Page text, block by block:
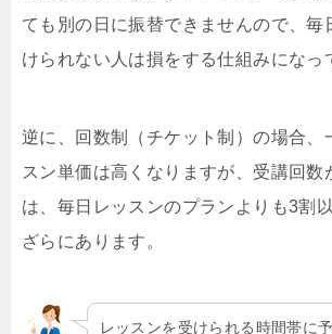
ても別の日に振替できませんので、毎
けられない人は損をする仕組みになっ
逆に、回数制（チケット制）の場合、
スン単価は高くなりますが、受講回数
は、毎日レッスンのプランよりも3割
ざらにあります。
レッスンを受けられる時間帯に